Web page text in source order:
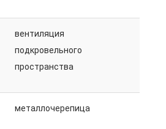
вентиляция
подкровельного
пространства
металлочерепица